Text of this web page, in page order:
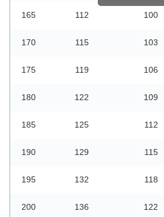
165 112 100
170 115 103
175 119 106
180 122 109
185 125 112
190 129 115
195 132 118
200 136 122